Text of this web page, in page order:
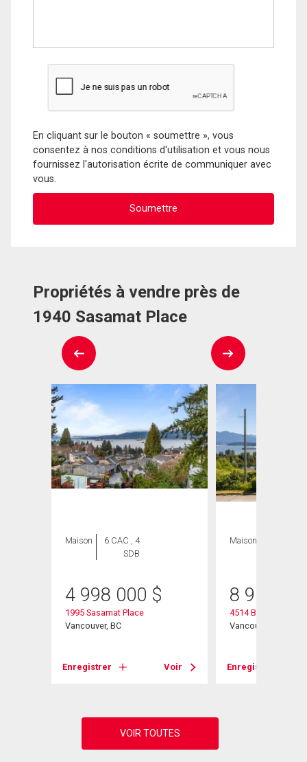
En cliquant sur le bouton « soumettre », vous
consentez à nos conditions d'utilisation et vous nous
fournissez l'autorisation écrite de communiquer avec
vous.
Propriétés à vendre près de
1940 Sasamat Place
Maison
6 CAC , 4
SDB
4 998 000 $
1995 Sasamat Place
Vancouver, BC
Enregistrer Voir
Maison
8 900
4514 Bellevue Drive
Vancouver, BC
Enregistrer